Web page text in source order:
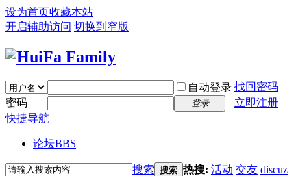
设为首页收藏本站
开启辅助访问 切换到窄版
自动登录 找回密码
密码
登录
立即注册
快捷导航
论坛BBS
搜索 搜索 热搜: 活动 交友 discuz